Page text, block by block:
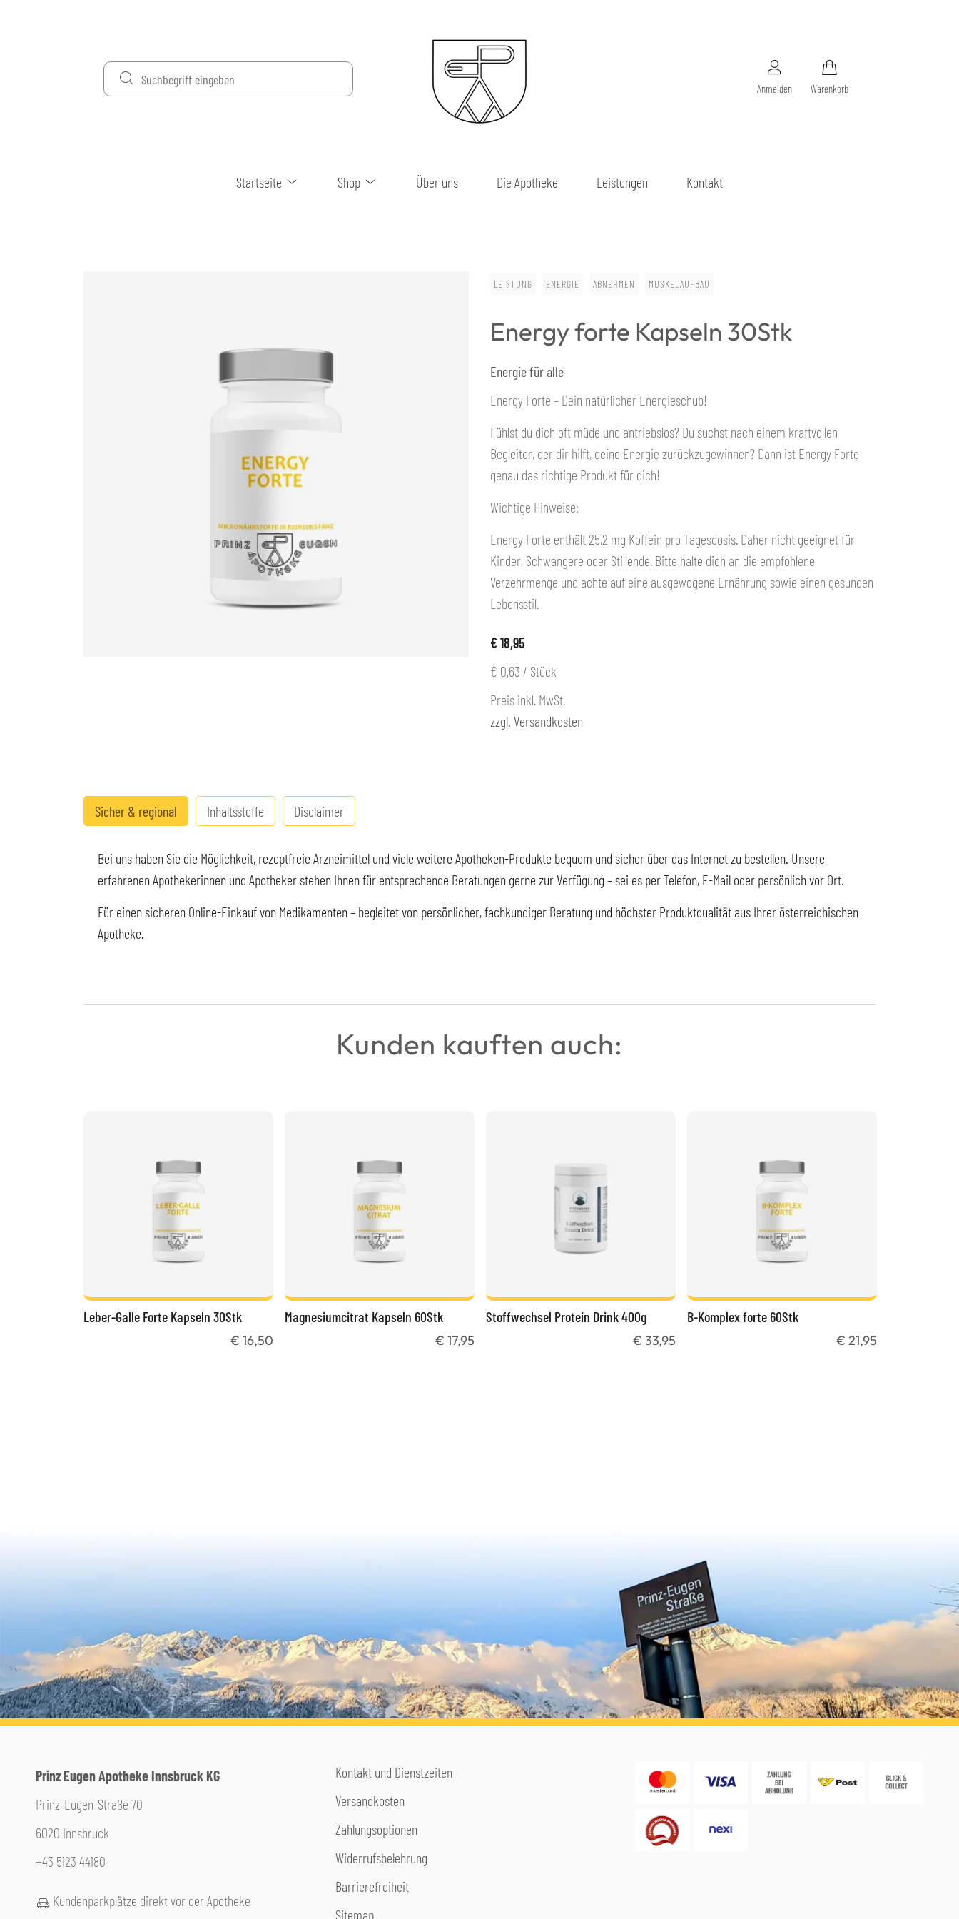
Anmelden Warenkorb
Startseite Shop Über uns Die Apotheke Leistungen Kontakt
LEISTUNG ENERGIE ABNEHMEN MUSKELAUFBAU
Energy forte Kapseln 30Stk
Energie für alle
Energy Forte – Dein natürlicher Energieschub!
Fühlst du dich oft müde und antriebslos? Du suchst nach einem kraftvollen
Begleiter, der dir hilft, deine Energie zurückzugewinnen? Dann ist Energy Forte
genau das richtige Produkt für dich!
Wichtige Hinweise:
Energy Forte enthält 25,2 mg Koffein pro Tagesdosis. Daher nicht geeignet für
Kinder, Schwangere oder Stillende. Bitte halte dich an die empfohlene
Verzehrmenge und achte auf eine ausgewogene Ernährung sowie einen gesunden
Lebensstil.
€ 18,95
€ 0,63 / Stück
Preis inkl. MwSt.
zzgl. Versandkosten
Sicher & regional Inhaltsstoffe Disclaimer
Bei uns haben Sie die Möglichkeit, rezeptfreie Arzneimittel und viele weitere Apotheken-Produkte bequem und sicher über das Internet zu bestellen. Unsere
erfahrenen Apothekerinnen und Apotheker stehen Ihnen für entsprechende Beratungen gerne zur Verfügung – sei es per Telefon, E-Mail oder persönlich vor Ort.
Für einen sicheren Online-Einkauf von Medikamenten – begleitet von persönlicher, fachkundiger Beratung und höchster Produktqualität aus Ihrer österreichischen
Apotheke.
Kunden kauften auch:
Leber-Galle Forte Kapseln 30Stk
€ 16,50
Magnesiumcitrat Kapseln 60Stk
€ 17,95
Stoffwechsel Protein Drink 400g
€ 33,95
B-Komplex forte 60Stk
€ 21,95
Prinz Eugen Apotheke Innsbruck KG
Prinz-Eugen-Straße 70
6020 Innsbruck
+43 5123 44180
Kundenparkplätze direkt vor der Apotheke
Kontakt und Dienstzeiten
Versandkosten
Zahlungsoptionen
Widerrufsbelehrung
Barrierefreiheit
Sitemap